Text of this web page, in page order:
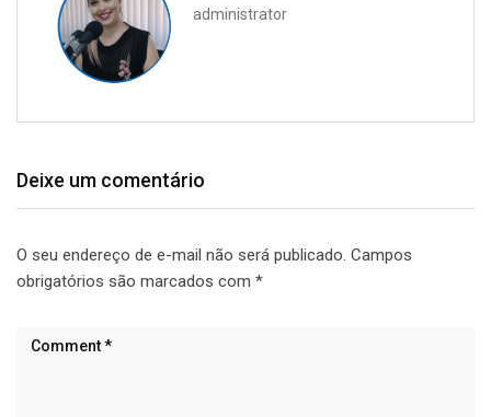
administrator
Deixe um comentário
O seu endereço de e-mail não será publicado. Campos
obrigatórios são marcados com *